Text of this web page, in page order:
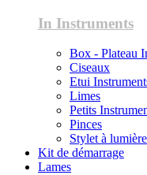
In Instruments
Box - Plateau
Ciseaux
Etui
Limes
Petits
Pinces
Stylet à
Kit de démarrage
Lames